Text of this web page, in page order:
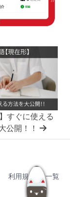
すぐに使える
公開！！
利用規約 一覧